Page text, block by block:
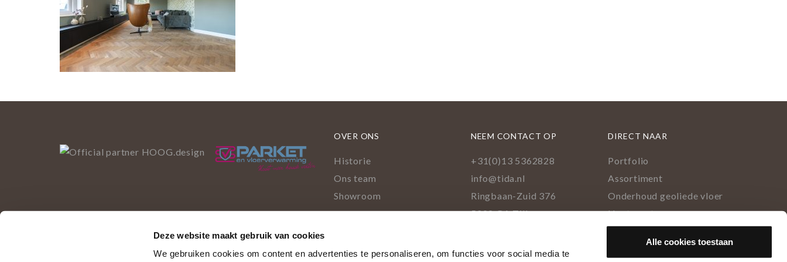
Deze website maakt gebruik van cookies
We gebruiken cookies om content en advertenties te personaliseren, om functies voor social media te
Alle cookies toestaan
OVER ONS
Historie
Ons team
Showroom
NEEM CONTACT OP
+31(0)13 5362828
info@tida.nl
Ringbaan-Zuid 376
5022 GA Tilburg
DIRECT NAAR
Portfolio
Assortiment
Onderhoud geoliede vloer
Houtsoorten
Deze website gebruikt cookies